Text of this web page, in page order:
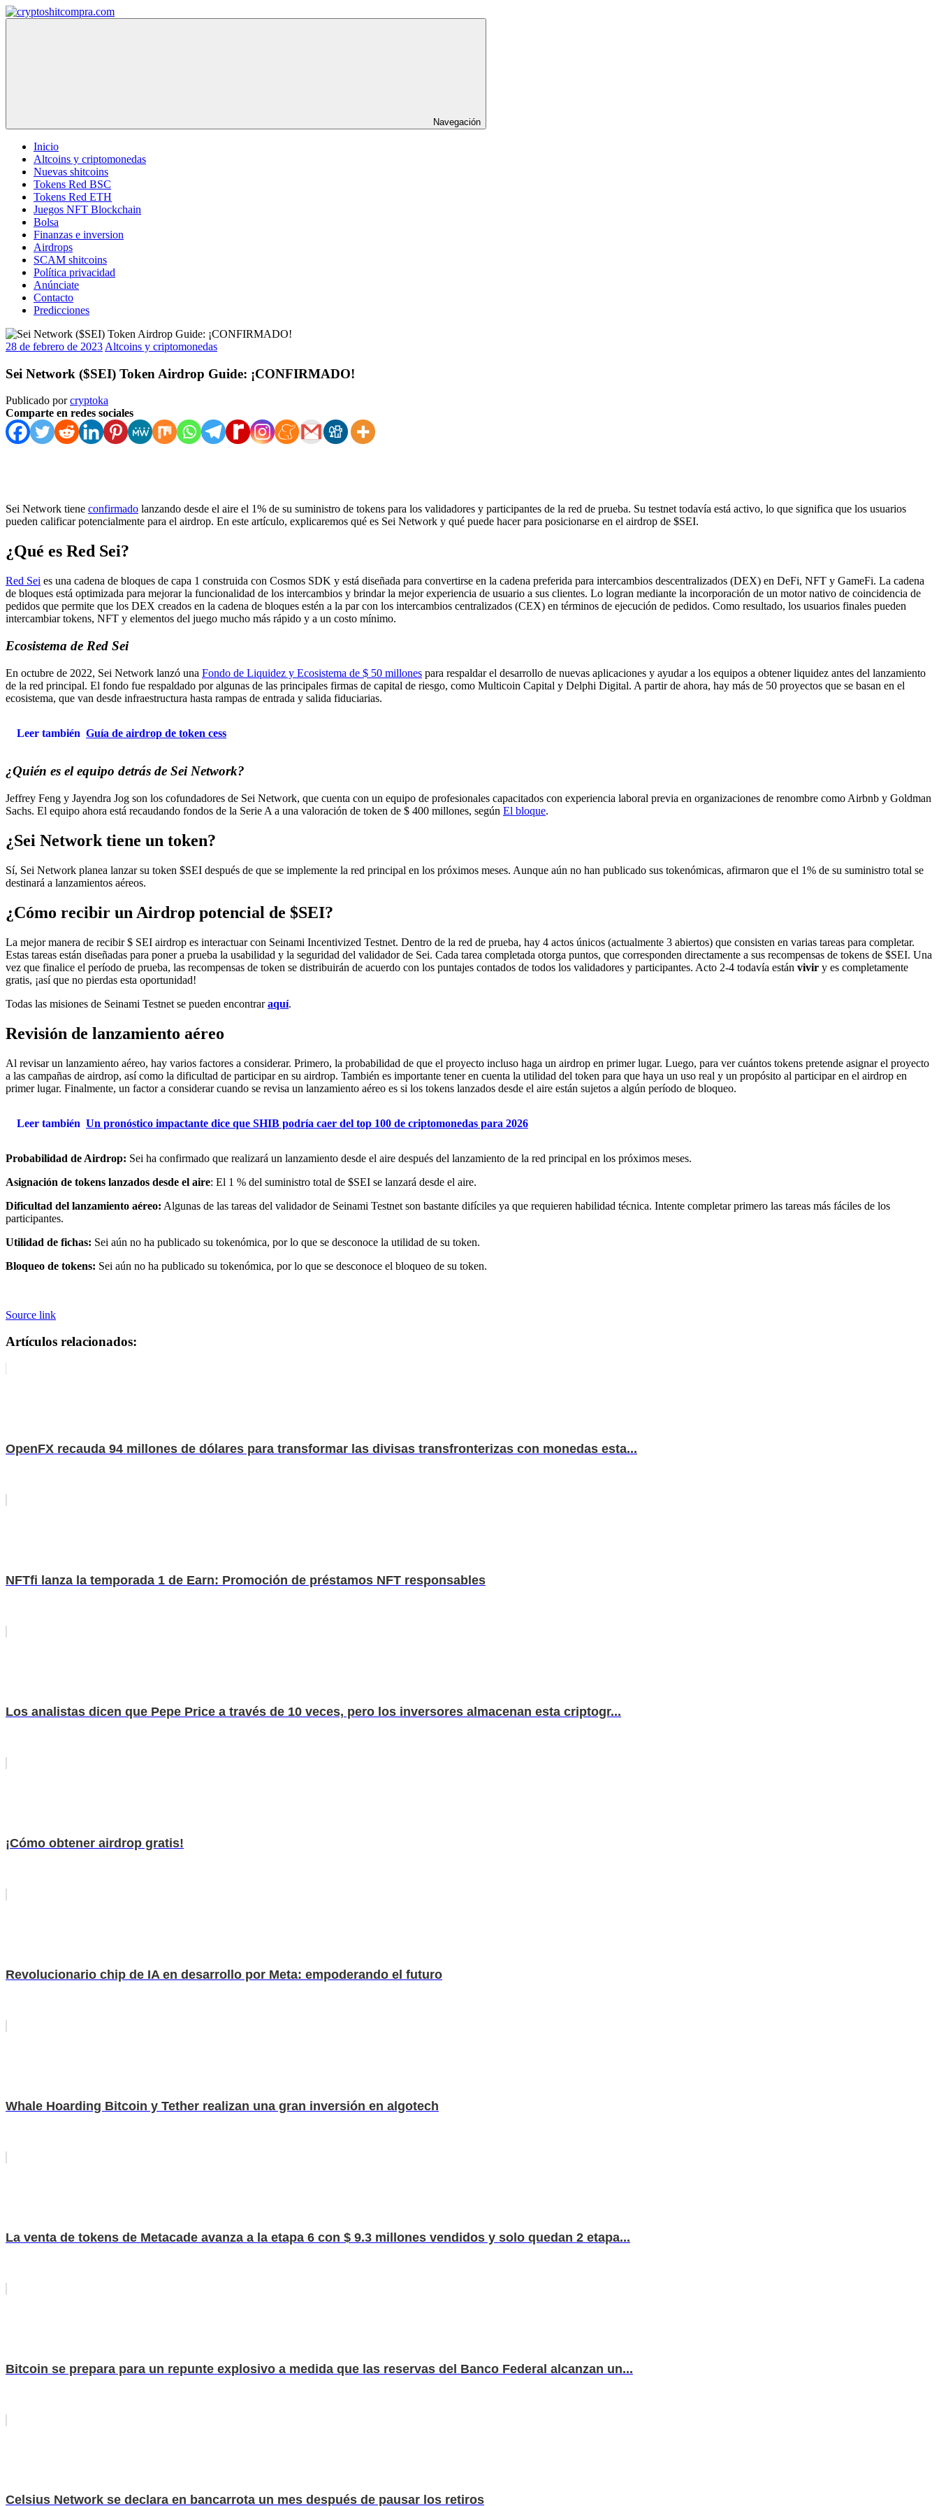
Saltar
al
Navegación
Inicio
Altcoins y criptomonedas
Nuevas shitcoins
Tokens Red BSC
Tokens Red ETH
Juegos NFT Blockchain
Bolsa
Finanzas e inversion
Airdrops
SCAM shitcoins
Política privacidad
Anúnciate
Contacto
Predicciones
28 de febrero de 2023 Altcoins y criptomonedas
Sei Network ($SEI) Token Airdrop Guide: ¡CONFIRMADO!
Publicado porcryptoka
Comparte en redes sociales
Sei Network tiene confirmado lanzando desde el aire el 1% de su suministro de tokens para los validadores y participantes de la red de prueba. Su testnet todavía está activo, lo que significa que los usuarios
pueden calificar potencialmente para el airdrop. En este artículo, explicaremos qué es Sei Network y qué puede hacer para posicionarse en el airdrop de $SEI.
¿Qué es Red Sei?
Red Sei es una cadena de bloques de capa 1 construida con Cosmos SDK y está diseñada para convertirse en la cadena preferida para intercambios descentralizados (DEX) en DeFi, NFT y GameFi. La cadena
de bloques está optimizada para mejorar la funcionalidad de los intercambios y brindar la mejor experiencia de usuario a sus clientes. Lo logran mediante la incorporación de un motor nativo de coincidencia de
pedidos que permite que los DEX creados en la cadena de bloques estén a la par con los intercambios centralizados (CEX) en términos de ejecución de pedidos. Como resultado, los usuarios finales pueden
intercambiar tokens, NFT y elementos del juego mucho más rápido y a un costo mínimo.
Ecosistema de Red Sei
En octubre de 2022, Sei Network lanzó una Fondo de Liquidez y Ecosistema de $ 50 millones para respaldar el desarrollo de nuevas aplicaciones y ayudar a los equipos a obtener liquidez antes del lanzamiento
de la red principal. El fondo fue respaldado por algunas de las principales firmas de capital de riesgo, como Multicoin Capital y Delphi Digital. A partir de ahora, hay más de 50 proyectos que se basan en el
ecosistema, que van desde infraestructura hasta rampas de entrada y salida fiduciarias.
Leer también Guía de airdrop de token cess
¿Quién es el equipo detrás de Sei Network?
Jeffrey Feng y Jayendra Jog son los cofundadores de Sei Network, que cuenta con un equipo de profesionales capacitados con experiencia laboral previa en organizaciones de renombre como Airbnb y Goldman
Sachs. El equipo ahora está recaudando fondos de la Serie A a una valoración de token de $ 400 millones, según El bloque.
¿Sei Network tiene un token?
Sí, Sei Network planea lanzar su token $SEI después de que se implemente la red principal en los próximos meses. Aunque aún no han publicado sus tokenómicas, afirmaron que el 1% de su suministro total se
destinará a lanzamientos aéreos.
¿Cómo recibir un Airdrop potencial de $SEI?
La mejor manera de recibir $ SEI airdrop es interactuar con Seinami Incentivized Testnet. Dentro de la red de prueba, hay 4 actos únicos (actualmente 3 abiertos) que consisten en varias tareas para completar.
Estas tareas están diseñadas para poner a prueba la usabilidad y la seguridad del validador de Sei. Cada tarea completada otorga puntos, que corresponden directamente a sus recompensas de tokens de $SEI. Una
vez que finalice el período de prueba, las recompensas de token se distribuirán de acuerdo con los puntajes contados de todos los validadores y participantes. Acto 2-4 todavía están vivir y es completamente
gratis, ¡así que no pierdas esta oportunidad!
Todas las misiones de Seinami Testnet se pueden encontraraquí.
Revisión de lanzamiento aéreo
Al revisar un lanzamiento aéreo, hay varios factores a considerar. Primero, la probabilidad de que el proyecto incluso haga un airdrop en primer lugar. Luego, para ver cuántos tokens pretende asignar el proyecto
a las campañas de airdrop, así como la dificultad de participar en su airdrop. También es importante tener en cuenta la utilidad del token para que haya un uso real y un propósito al participar en el airdrop en
primer lugar. Finalmente, un factor a considerar cuando se revisa un lanzamiento aéreo es si los tokens lanzados desde el aire están sujetos a algún período de bloqueo.
Leer también Un pronóstico impactante dice que SHIB podría caer del top 100 de criptomonedas para 2026
Probabilidad de Airdrop: Sei ha confirmado que realizará un lanzamiento desde el aire después del lanzamiento de la red principal en los próximos meses.
Asignación de tokens lanzados desde el aire: El 1 % del suministro total de $SEI se lanzará desde el aire.
Dificultad del lanzamiento aéreo: Algunas de las tareas del validador de Seinami Testnet son bastante difíciles ya que requieren habilidad técnica. Intente completar primero las tareas más fáciles de los
participantes.
Utilidad de fichas: Sei aún no ha publicado su tokenómica, por lo que se desconoce la utilidad de su token.
Bloqueo de tokens: Sei aún no ha publicado su tokenómica, por lo que se desconoce el bloqueo de su token.
Source link
Artículos relacionados:
OpenFX recauda 94 millones de dólares para transformar las divisas transfronterizas con monedas esta...
NFTfi lanza la temporada 1 de Earn: Promoción de préstamos NFT responsables
Los analistas dicen que Pepe Price a través de 10 veces, pero los inversores almacenan esta criptogr...
¡Cómo obtener airdrop gratis!
Revolucionario chip de IA en desarrollo por Meta: empoderando el futuro
Whale Hoarding Bitcoin y Tether realizan una gran inversión en algotech
La venta de tokens de Metacade avanza a la etapa 6 con $ 9.3 millones vendidos y solo quedan 2 etapa...
Bitcoin se prepara para un repunte explosivo a medida que las reservas del Banco Federal alcanzan un...
Celsius Network se declara en bancarrota un mes después de pausar los retiros